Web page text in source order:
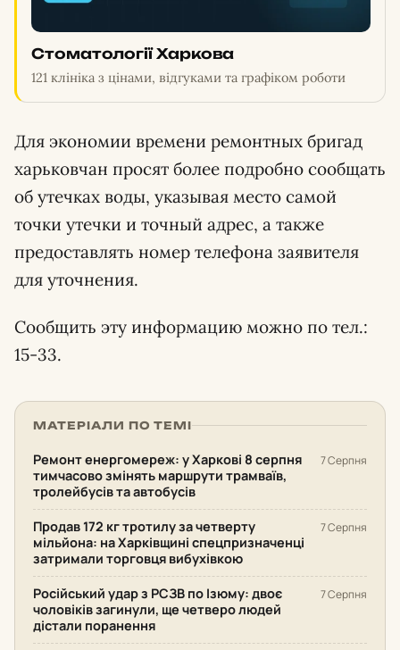
Стоматології Харкова
121 клініка з цінами, відгуками та графіком роботи
Для экономии времени ремонтных бригад
харьковчан просят более подробно сообщать
об утечках воды, указывая место самой
точки утечки и точный адрес, а также
предоставлять номер телефона заявителя
для уточнения.
Сообщить эту информацию можно по тел.:
15-33.
МАТЕРІАЛИ ПО ТЕМІ
Ремонт енергомереж: у Харкові 8 серпня
тимчасово змінять маршрути трамваїв,
тролейбусів та автобусів
7 Серпня
Продав 172 кг тротилу за четверту
мільйона: на Харківщині спецпризначенці
затримали торговця вибухівкою
7 Серпня
Російський удар з РСЗВ по Ізюму: двоє
чоловіків загинули, ще четверо людей
дістали поранення
7 Серпня